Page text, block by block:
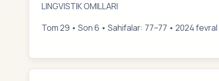
LINGVISTIK OMILLАRI
Tom 29 • Son 6 • Sahifalar: 77–77 • 2024 fevral